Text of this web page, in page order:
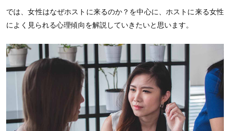
では、女性はなぜホストに来るのか？を中心に、ホストに来る女性
によく見られる心理傾向を解説していきたいと思います。